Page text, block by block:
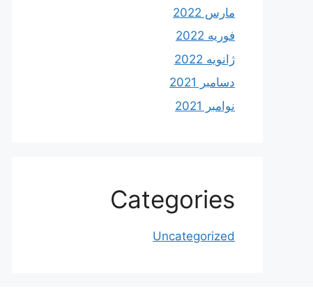
مارس 2022
فوریه 2022
ژانویه 2022
دسامبر 2021
نوامبر 2021
Categories
Uncategorized